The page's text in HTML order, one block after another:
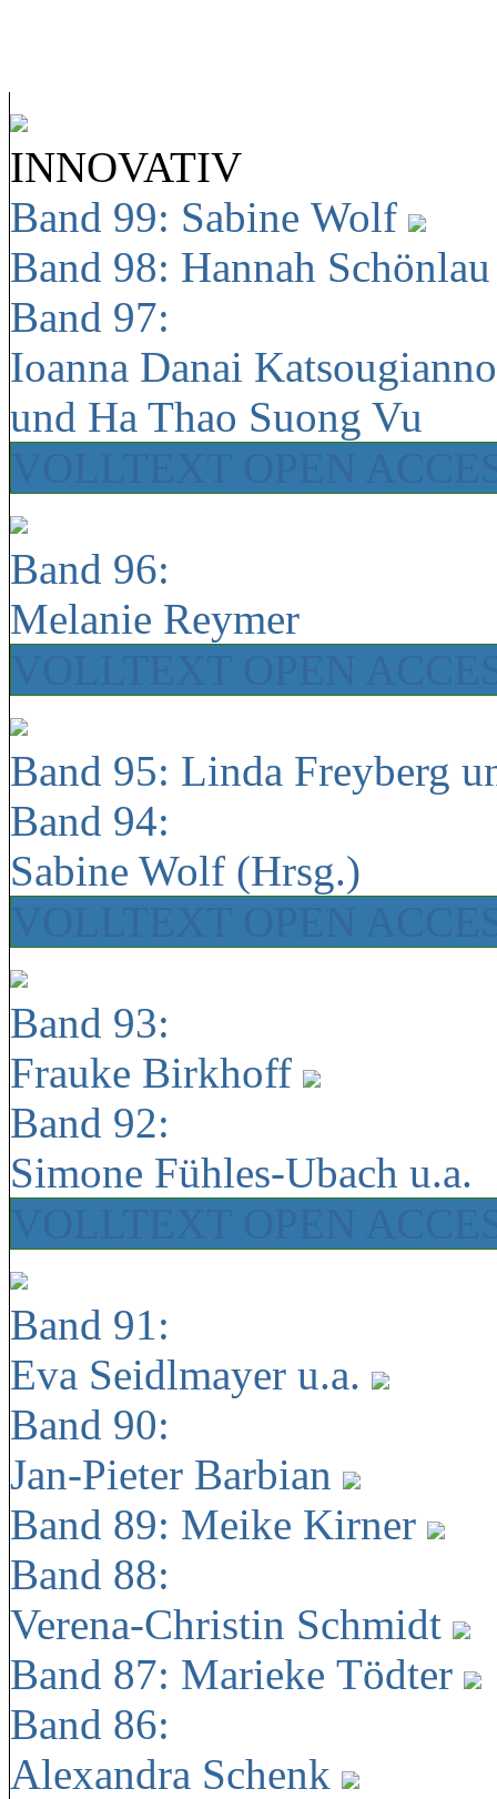
INNOVATIV
Band 99: Sabine Wolf
Band 98: Hannah
Band 97:
Ioanna Danai
und Ha Thao Suong Vu
Band 96:
Melanie Reymer
Band 95: Linda Freyberg
Band 94:
Sabine Wolf (Hrsg.)
Band 93:
Frauke Birkhoff
Band 92:
Simone Fühles-Ubach u.a.
Band 91:
Eva Seidlmayer u.a.
Band 90:
Jan-Pieter Barbian
Band 89: Meike Kirner
Band 88:
Verena-Christin Schmidt
Band 87: Marieke Tödter
Band 86:
Alexandra Schenk